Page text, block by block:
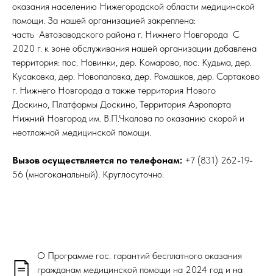
оказания населению Нижегородской области медицинской
помощи. За нашей организацией закреплена:
часть Автозаводского района г. Нижнего Новгорода С
2020 г. к зоне обслуживания нашей организации добавлена
территория: пос. Новинки, дер. Комарово, пос. Кудьма, дер.
Кусаковка, дер. Новопаловка, дер. Ромашков, дер. Сартаково
г. Нижнего Новгорода а также территория Нового
Доскино, Платформы Доскино, Территория Аэропорта
Нижний Новгород им. В.П.Чкалова по оказанию скорой и
неотложной медицинской помощи.
Вызов осуществляется по телефонам: +7 (831) 262-19-
56 (многоканальный). Круглосуточно.
О Программе гос. гарантий бесплатного оказания
гражданам медицинской помощи на 2024 год и на